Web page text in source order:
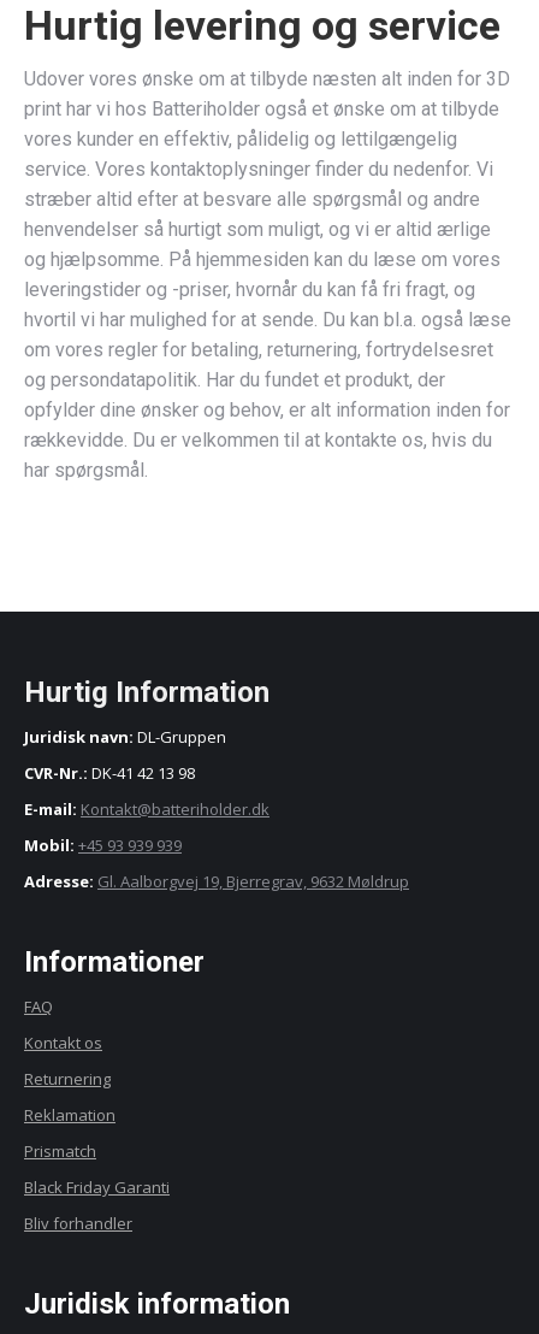
Hurtig levering og service
Udover vores ønske om at tilbyde næsten alt inden for 3D
print har vi hos Batteriholder også et ønske om at tilbyde
vores kunder en effektiv, pålidelig og lettilgængelig
service. Vores kontaktoplysninger finder du nedenfor. Vi
stræber altid efter at besvare alle spørgsmål og andre
henvendelser så hurtigt som muligt, og vi er altid ærlige
og hjælpsomme. På hjemmesiden kan du læse om vores
leveringstider og -priser, hvornår du kan få fri fragt, og
hvortil vi har mulighed for at sende. Du kan bl.a. også læse
om vores regler for betaling, returnering, fortrydelsesret
og persondatapolitik. Har du fundet et produkt, der
opfylder dine ønsker og behov, er alt information inden for
rækkevidde. Du er velkommen til at kontakte os, hvis du
har spørgsmål.
Hurtig Information
Juridisk navn: DL-Gruppen
CVR-Nr.: DK-41 42 13 98
E-mail: Kontakt@batteriholder.dk
Mobil: +45 93 939 939
Adresse: Gl. Aalborgvej 19, Bjerregrav, 9632 Møldrup
Informationer
FAQ
Kontakt os
Returnering
Reklamation
Prismatch
Black Friday Garanti
Bliv forhandler
Juridisk information